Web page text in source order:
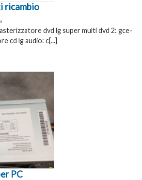
ricambio
dvd lg super multi dvd 2: gce-
cd lg audio: c[...]
PC